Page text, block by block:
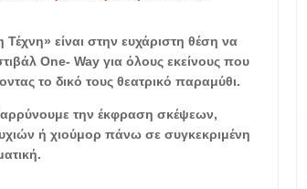
είναι στην ευχάριστη θέση να
One- Way για όλους εκείνους που
το δικό τους θεατρικό παραμύθι.
την έκφραση σκέψεων,
ή χιούμορ πάνω σε συγκεκριμένη